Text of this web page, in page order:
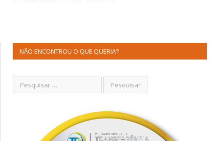
NÃO ENCONTROU O QUE QUERIA?